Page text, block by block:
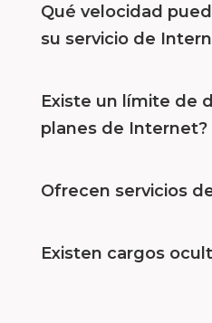
Qué velocidad
su servicio de
Existe un límite de
planes de Internet?
Ofrecen servicios
Existen cargos